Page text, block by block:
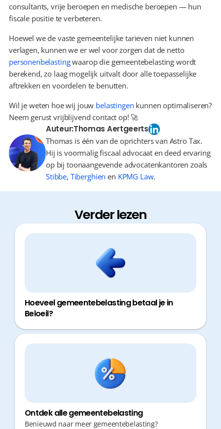
consultants, vrije beroepen en medische beroepen — hun
fiscale positie te verbeteren.
Hoewel we de vaste gemeentelijke tarieven niet kunnen
verlagen, kunnen we er wel voor zorgen dat de netto
personenbelasting waarop die gemeentebelasting wordt
berekend, zo laag mogelijk uitvalt door alle toepasselijke
aftrekken en voordelen te benutten.
Wil je weten hoe wij jouw belastingen kunnen optimaliseren?
Neem gerust vrijblijvend contact op! 🚀
Auteur:Thomas Aertgeerts
Thomas is één van de oprichters van Astro Tax.
Hij is voormalig fiscaal advocaat en deed ervaring
op bij toonaangevende advocatenkantoren zoals
Stibbe, Tiberghien en KPMG Law.
Verder lezen
Hoeveel gemeentebelasting betaal je in
Beloeil?
Ontdek alle gemeentebelasting
Benieuwd naar meer gemeentebelasting?